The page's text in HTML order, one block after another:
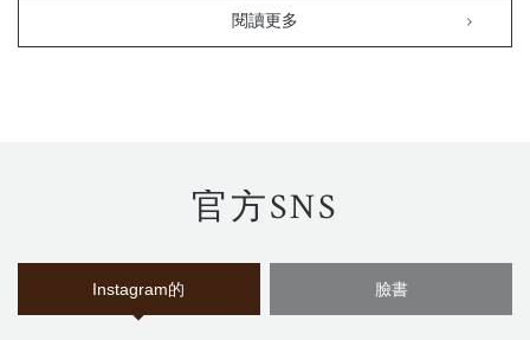
閱讀更多
官方SNS
Instagram的 臉書